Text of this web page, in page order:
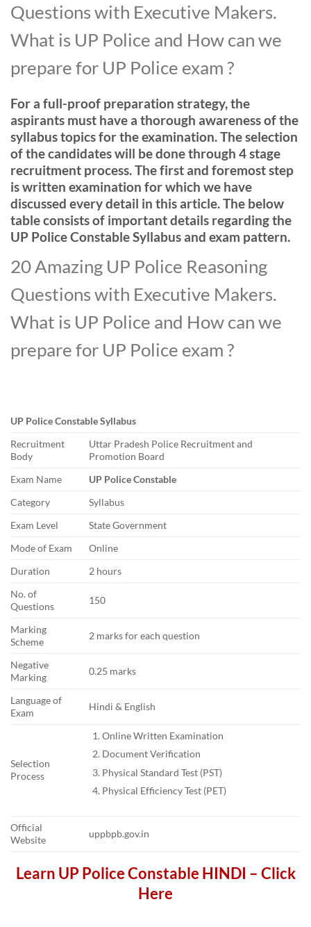
Questions with Executive Makers.
What is UP Police and How can we
prepare for UP Police exam ?
For a full-proof preparation strategy, the
aspirants must have a thorough awareness of the
syllabus topics for the examination. The selection
of the candidates will be done through 4 stage
recruitment process. The first and foremost step
is written examination for which we have
discussed every detail in this article. The below
table consists of important details regarding the
UP Police Constable Syllabus and exam pattern.
20 Amazing UP Police Reasoning
Questions with Executive Makers.
What is UP Police and How can we
prepare for UP Police exam ?
UP Police Constable Syllabus
Recruitment
Body
Uttar Pradesh Police Recruitment and
Promotion Board
Exam Name
UP Police Constable
Category
Syllabus
Exam Level
State Government
Mode of Exam
Online
Duration
2 hours
No. of
Questions
150
Marking
Scheme
2 marks for each question
Negative
Marking
0.25 marks
Language of
Exam
Hindi & English
Selection
Process
Online Written Examination
Document Verification
Physical Standard Test (PST)
Physical Efficiency Test (PET)
Official
Website
uppbpb.gov.in
Learn UP Police Constable HINDI – Click
Here